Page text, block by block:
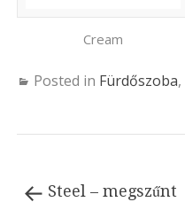
Cream
Posted in Fürdőszoba,
Steel – megszűnt